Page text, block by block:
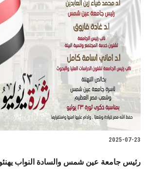
2025-07-23
رئيس جامعة عين شمس والسادة النواب